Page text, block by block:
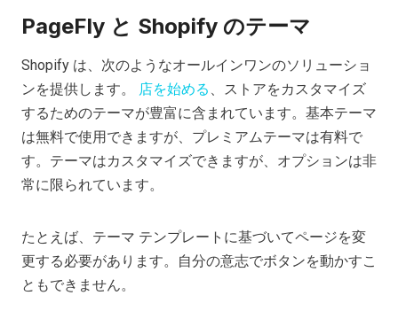
PageFly と Shopify のテーマ
Shopify は、次のようなオールインワンのソリューショ
ンを提供します。
店を始める 、ストアをカスタマイズ
するためのテーマが豊富に含まれています。基本テーマ
は無料で使用できますが、プレミアムテーマは有料で
す。テーマはカスタマイズできますが、オプションは非
常に限られています。
たとえば、テーマ テンプレートに基づいてページを変
更する必要があります。自分の意志でボタンを動かすこ
ともできません。